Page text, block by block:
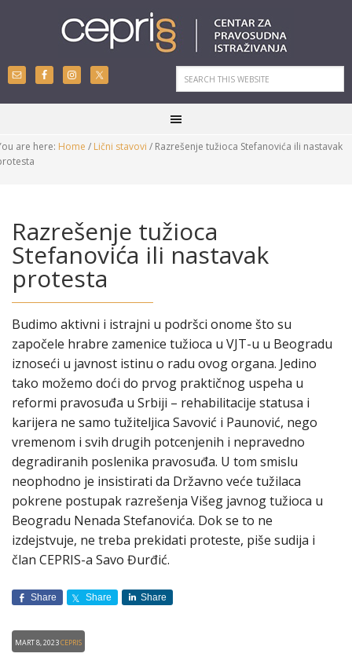
are here: Home / Lični stavovi / Razrešenje tužioca Stefanovića ili nastavak
Razrešenje tužioca
Stefanovića ili nastavak
protesta
Budimo aktivni i istrajni u podršci onome što su
započele hrabre zamenice tužioca u VJT-u u Beogradu
iznoseći u javnost istinu o radu ovog organa. Jedino
tako možemo doći do prvog praktičnog uspeha u
reformi pravosuđa u Srbiji – rehabilitacije statusa i
karijera ne samo tužiteljica Savović i Paunović, nego
vremenom i svih drugih potcenjenih i nepravedno
degradiranih poslenika pravosuđa. U tom smislu
neophodno je insistirati da Državno veće tužilaca
pokrene postupak razrešenja Višeg javnog tužioca u
Beogradu Nenada Stefanovića. Dok se to ne
izdejstvuje, ne treba prekidati proteste, piše sudija i
član CEPRIS-a Savo Đurđić.
Share Share Share
Mart 8, 2023CEPRIS